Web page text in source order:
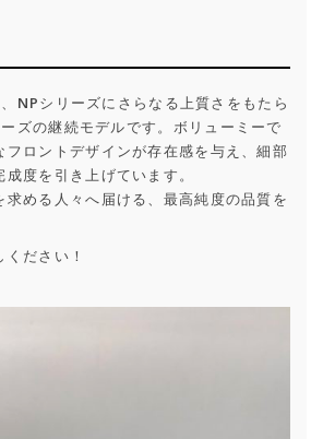
NPシリーズにさらなる上質さをもたら
ズの継続モデルです。ボリューミーで
フロントデザインが存在感を与え、細部
度を引き上げています。
求める人々へ届ける、最高純度の品質を
ださい！